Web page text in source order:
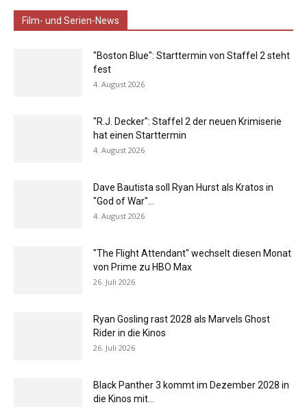
Film- und Serien-News
"Boston Blue": Starttermin von Staffel 2 steht
fest
4. August 2026
"R.J. Decker": Staffel 2 der neuen Krimiserie
hat einen Starttermin
4. August 2026
Dave Bautista soll Ryan Hurst als Kratos in
"God of War"...
4. August 2026
"The Flight Attendant" wechselt diesen Monat
von Prime zu HBO Max
26. Juli 2026
Ryan Gosling rast 2028 als Marvels Ghost
Rider in die Kinos
26. Juli 2026
Black Panther 3 kommt im Dezember 2028 in
die Kinos mit...